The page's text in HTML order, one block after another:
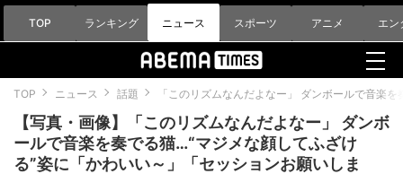
TOP ランキング ニュース スポーツ アニメ エン
TOP ニュース 話題 「このリズムなんだよなー」 ダンボールで音楽
【写真・画像】「このリズムなんだよなー」 ダンボ
ールで音楽を奏でる猫…“マジメな顔してふざけ
る”姿に「かわいい～」「セッションお願いしま